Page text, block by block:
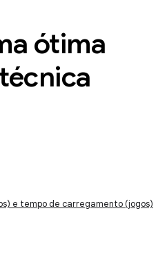
ótima
e tempo de carregamento (jogos)